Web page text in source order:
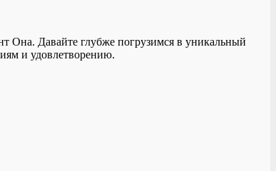
Она. Давайте глубже погрузимся в уникальный
и удовлетворению.